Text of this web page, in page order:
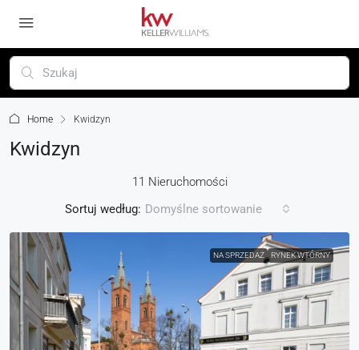
Home Kwidzyn
Kwidzyn
11 Nieruchomości
Sortuj według: Domyślne sortowanie
NA SPRZEDAŻ RYNEK WTÓRNY